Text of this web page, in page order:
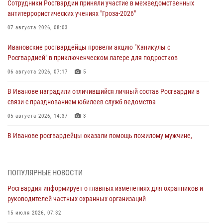
Сотрудники Росгвардии приняли участие в межведомственных
антитеррористических учениях "Гроза-2026"
07 августа 2026, 08:03
Ивановские росгвардейцы провели акцию "Каникулы с
Росгвардией" в приключенческом лагере для подростков
06 августа 2026, 07:17 5
В Иванове наградили отличившийся личный состав Росгвардии в
связи с празднованием юбилеев служб ведомства
05 августа 2026, 14:37 3
В Иванове росгвардейцы оказали помощь пожилому мужчине,
торжественных мероприятиях, посвященных празднованию Дня
Воздушно-десантных войск
02 августа 2026, 11:46
ПОПУЛЯРНЫЕ НОВОСТИ
Росгвардия информирует о главных изменениях для охранников и
руководителей частных охранных организаций
15 июля 2026, 07:32